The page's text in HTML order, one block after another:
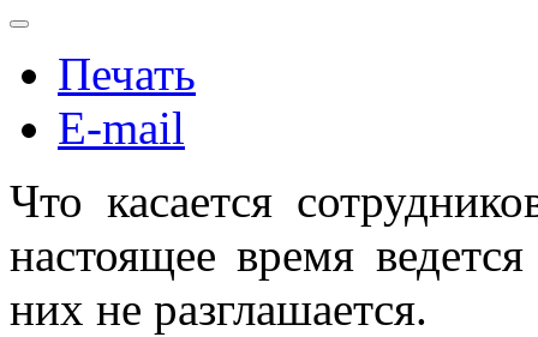
Печать
E-mail
Что касается
настоящее время
них не разглашается.